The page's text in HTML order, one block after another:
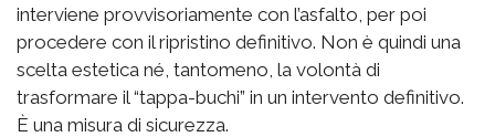
interviene provvisoriamente con l’asfalto, per poi
procedere con il ripristino definitivo. Non è quindi una
scelta estetica né, tantomeno, la volontà di
trasformare il “tappa-buchi” in un intervento definitivo.
È una misura di sicurezza.